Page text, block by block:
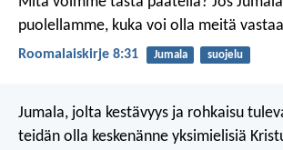
puolellamme, kuka voi olla meitä
Roomalaiskirje 8:31 Jumala suojelu
Jumala, jolta kestävyys ja rohkaisu
teidän olla keskenänne yksimielisiä